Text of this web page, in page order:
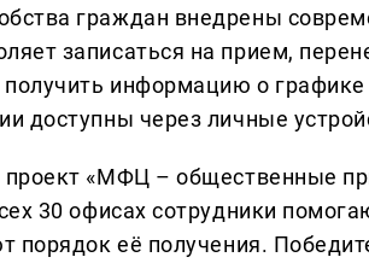
граждан внедрены
записаться на прием,
получить информацию о
доступны через личные
проект «МФЦ – общественные
30 офисах сотрудники
порядок её получения.